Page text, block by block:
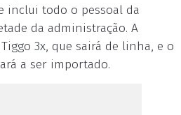
inclui todo o pessoal da
da administração. A
3x, que sairá de linha, e o
a ser importado.